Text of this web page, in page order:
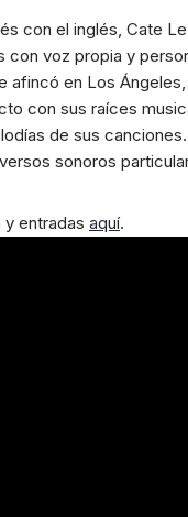
con el inglés, Cate
con voz propia y
afincó en Los
con sus raíces
de sus
sonoros
entradas aquí.